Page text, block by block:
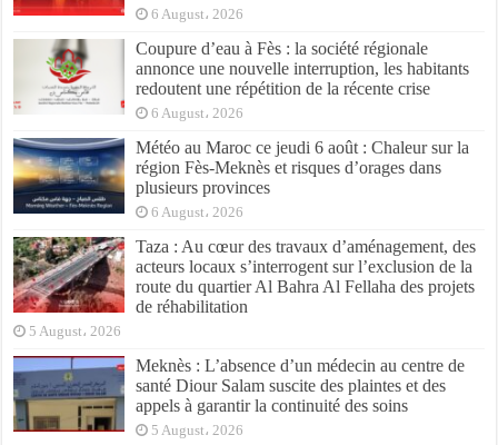
6 August، 2026
Coupure d’eau à Fès : la société régionale
annonce une nouvelle interruption, les habitants
redoutent une répétition de la récente crise
6 August، 2026
Météo au Maroc ce jeudi 6 août : Chaleur sur la
région Fès-Meknès et risques d’orages dans
plusieurs provinces
6 August، 2026
Taza : Au cœur des travaux d’aménagement, des
acteurs locaux s’interrogent sur l’exclusion de la
route du quartier Al Bahra Al Fellaha des projets
de réhabilitation
5 August، 2026
Meknès : L’absence d’un médecin au centre de
santé Diour Salam suscite des plaintes et des
appels à garantir la continuité des soins
5 August، 2026